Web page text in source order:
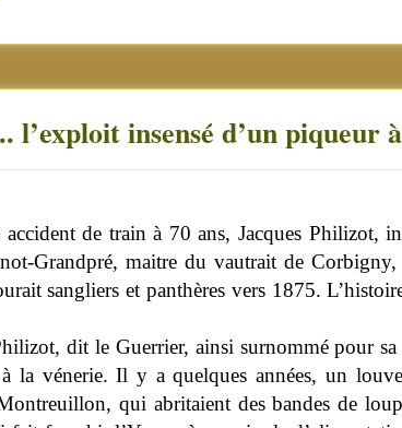
insensé d’un piqueur
de train à 70 ans, Jacques Philizot,
Grandpré, maitre du vautrait de
sangliers et panthères vers 1875.
dit le Guerrier, ainsi surnommé pour
la vénerie. Il y a quelques années, un
qui abritaient des bandes de